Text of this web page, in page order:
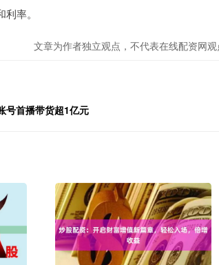
率。
文章为作者独立观点，不代表在线配资网观
号首播带货超1亿元